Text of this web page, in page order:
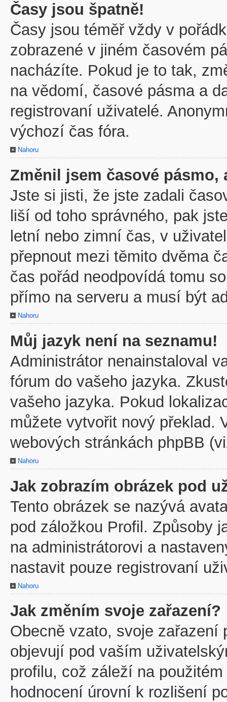
Časy jsou špatně!
Časy jsou téměř vždy v
zobrazené v jiném časovém
nacházíte. Pokud je to tak,
na vědomí, časové pásma a
registrovaní uživatelé.
výchozí čas fóra.
Nahoru
Změnil jsem časové pásmo,
Jste si jisti, že jste zadali
liší od toho správného, pak
letní nebo zimní čas, v
přepnout mezi těmito dvěma
čas pořád neodpovídá tomu
přímo na serveru a musí být
Nahoru
Můj jazyk není na seznamu!
Administrátor nenainstaloval
fórum do vašeho jazyka.
vašeho jazyka. Pokud
můžete vytvořit nový překlad.
webových stránkách phpBB
Nahoru
Jak zobrazím obrázek pod
Tento obrázek se nazývá
pod záložkou Profil. Způsoby
na administrátorovi a
nastavit pouze registrovaní
Nahoru
Jak změním svoje zařazení?
Obecně vzato, svoje zařazení
objevují pod vaším
profilu, což záleží na
hodnocení úrovní k rozlišení